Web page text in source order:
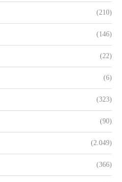
(210)
(146)
(22)
(6)
(323)
(90)
(2.049)
(366)